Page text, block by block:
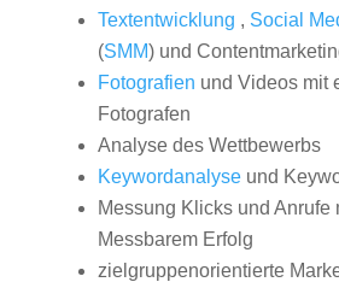
Textentwicklung , Social
(SMM) und
Fotografien und Videos mit
Fotografen
Analyse des Wettbewerbs
Keywordanalyseund
Messung Klicks und Anrufe
Messbarem Erfolg
zielgruppenorientierte